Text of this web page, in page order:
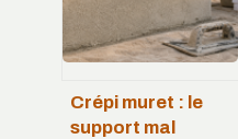
Crépi muret : le
support mal